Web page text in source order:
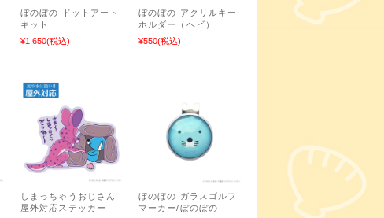
ぼのぼの ドットアート
キット
¥1,650(税込)
ぼのぼの アクリルキー
ホルダー（ヘビ）
¥550(税込)
しまっちゃうおじさん
屋外対応ステッカー
ぼのぼの ガラスゴルフ
マーカー/ぼのぼの